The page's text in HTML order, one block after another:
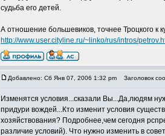
судьба его детей.
А отношение большевиков, точнее Троцкого к
http://www.user.cityline.ru/~linko/rus/intros/
Добавлено: Сб Янв 07, 2006 1:32 pm Заголовок
Изменятся условия...сказали Вы...Да,людям
придури вождей...Кто изменит условия
хозяйствования? Подробнее,чем сегодня
различие условий). Что нужно изменить в